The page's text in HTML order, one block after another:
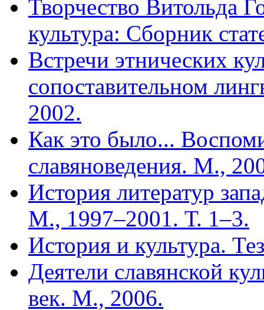
Творчество Витольда
культура: Сборник
Встречи этнических
сопоставительном
2002.
Как это было...
славяноведения. М.,
История литератур
М., 1997–2001. Т. 1–3.
История и культура.
Деятели славянской
век. М., 2006.